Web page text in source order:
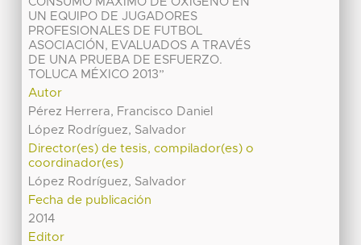
UN EQUIPO DE JUGADORES
PROFESIONALES DE FUTBOL
ASOCIACIÓN, EVALUADOS A TRAVÉS
DE UNA PRUEBA DE ESFUERZO.
TOLUCA MÉXICO 2013”
Autor
Pérez Herrera, Francisco Daniel
López Rodríguez, Salvador
Director(es) de tesis, compilador(es) o
coordinador(es)
López Rodríguez, Salvador
Fecha de publicación
2014
Editor